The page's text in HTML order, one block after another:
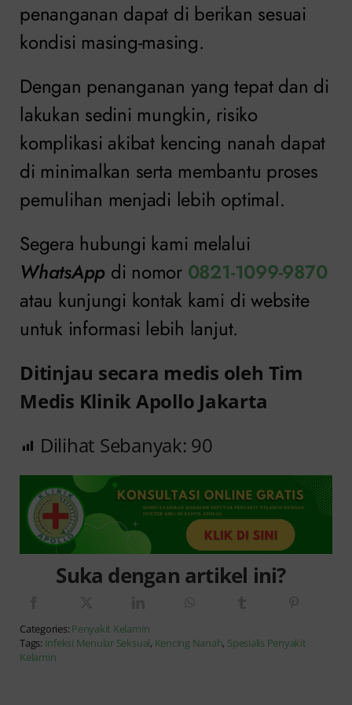
penanganan dapat di berikan sesuai
kondisi masing-masing.
Dengan penanganan yang tepat dan di
lakukan sedini mungkin, risiko
komplikasi akibat kencing nanah dapat
di minimalkan serta membantu proses
pemulihan menjadi lebih optimal.
Segera hubungi kami melalui
WhatsApp di nomor 0821-1099-9870
atau kunjungi kontak kami di website
untuk informasi lebih lanjut.
Ditinjau secara medis oleh Tim
Medis Klinik Apollo Jakarta
Dilihat Sebanyak: 90
Suka dengan artikel ini?
Categories: Penyakit Kelamin
Tags: Infeksi Menular Seksual, Kencing Nanah, Spesialis Penyakit
Kelamin